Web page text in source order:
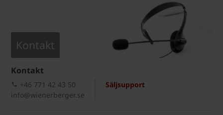
Kontakt
Kontakt
Säljsupport
+46 771 42 43 50
info@wienerberger.se